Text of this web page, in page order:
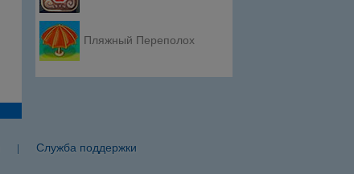
Пляжный Переполох
| Служба поддержки